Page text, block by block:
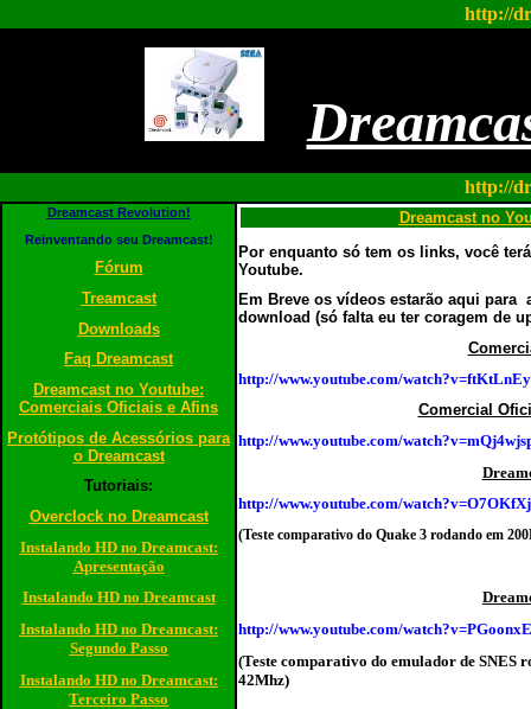
http://
http://
Dreamcast Revolution!
Reinventando seu Dreamcast!
Fórum
Treamcast
Downloads
Faq Dreamcast
Dreamcast no Youtube:
Comerciais Oficiais e Afins
Protótipos de Acessórios para
o Dreamcast
Tutoriais:
Overclock no Dreamcast
Instalando HD no Dreamcast:
Apresentação
Instalando HD no Dreamcast
Instalando HD no Dreamcast:
Segundo Passo
Instalando HD no Dreamcast:
Terceiro Passo
Dreamcast no
Por enquanto só tem os links, você
Youtube.
Em Breve os vídeos estarão aqui para
download (só falta eu ter coragem de
http://www.youtube.com/
Comercial
http://www.youtube.com/
http://www.youtube.com/
(Teste comparativo do Quake 3 rodando em
http://www.youtube.com/
(Teste comparativo do emulador de SNES
42Mhz)